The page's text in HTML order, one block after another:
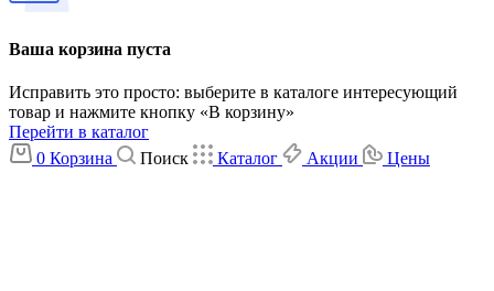
Ваша корзина пуста
Исправить это просто: выберите в каталоге интересующий
товар и нажмите кнопку «В корзину»
Перейти в каталог
0 Корзина Поиск Каталог Акции Цены